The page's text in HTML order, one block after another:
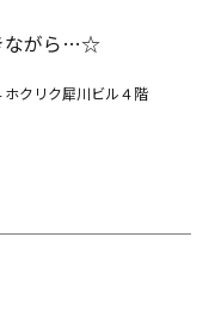
ながら…☆
クリク犀川ビル４階